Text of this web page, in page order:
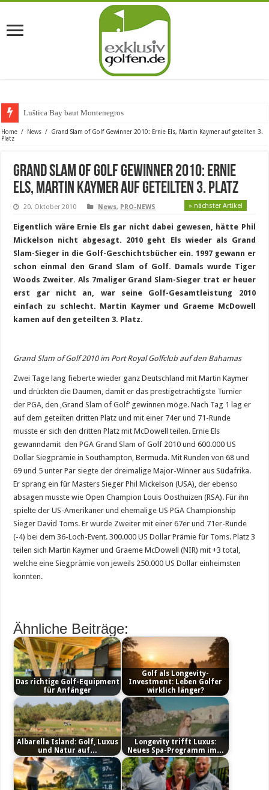
Luštica Bay baut Montenegros erste Go
Home / News /
Grand Slam of Golf Gewinner 2010: Ernie Els, Martin Kaymer auf geteilten 3.
Platz
Grand Slam of Golf Gewinner 2010: Ernie
Els, Martin Kaymer auf geteilten 3. Platz
20. Oktober 2010 News, PRO-NEWS » nächster Artikel
Eigentlich wäre Ernie Els gar nicht dabei gewesen, hätte Phil
Mickelson nicht abgesagt. 2010 geht Els wieder als Grand
Slam-Sieger in die Golf-Geschichtsbücher ein. 1997 gewann er
schon einmal den Grand Slam of Golf. Damals wurde Tiger
Woods Zweiter. Als 7maliger Grand Slam-Sieger trat er heuer
erst gar nicht an, war seine Golf-Gesamtleistung 2010
einfach zu schlecht. Martin Kaymer und Graeme McDowell
kamen auf den geteilten 3. Platz.
Grand Slam of Golf 2010 im Port Royal Golfclub auf den Bahamas
Zwei Tage lang fieberte wieder ganz Deutschland mit Martin Kaymer
und drückten die Daumen, damit er das prestigeträchtigste Turnier
der PGA, den ‚Grand Slam of Golf‘ gewinnen möge. Nach Tag 1 lag er
auf dem geteilten dritten Platz und mit einer 74er und 71-Runde
musste er sich den dritten Platz mit McDowell teilen. Ernie Els
gewanndamit den PGA Grand Slam of Golf 2010 und 600.000 US
Dollar Siegprämie in Southampton, Bermuda. Mit Runden von 68 und
69 und 5 unter Par siegte der dreimalige Major-Winner aus Südafrika.
Er sprang ein für Masters Sieger Phil Mickelson (USA), der ebenso
absagen musste wie Open Champion Louis Oosthuizen (RSA). Für ihn
spielte der US-Amerikaner und ehemalige US PGA Championship
Sieger David Toms. Er wurde Zweiter mit einer 67er und 71er-Runde
(-4) bei dem 36-Loch-Event. 300.000 US Dollar Prämie für Toms. Platz 3
teilen sich Martin Kaymer und Graeme McDowell (NIR) mit +3 total,
welche eine Siegprämie von jeweils 250.000 US Dollar einheimsten
konnten.
Ähnliche Beiträge:
Das richtige Golf-Equipment
für Anfänger
Golf als Longevity-
Investment: Leben Golfer
wirklich länger?
Albarella Island: Golf, Luxus
und Natur auf…
Longevity trifft Luxus:
Neues Spa-Programm im…